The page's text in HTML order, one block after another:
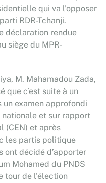
qui va l’opposer
RDR-Tchanji.
déclaration rendue
siège du MPR-
M. Mahamadou Zada,
que c’est suite à un
examen approfondi
et sur rapport
(CEN) et après
les partis politique
décidé d’apporter
Mohamed du PNDS
tour de l'élection